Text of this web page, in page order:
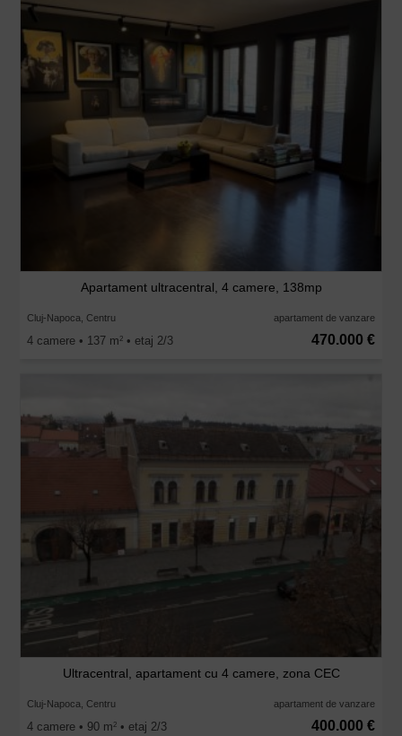
Apartament ultracentral, 4 camere, 138mp
Cluj-Napoca, Centru apartament de vanzare
4 camere • 137 m2 • etaj 2/3 470.000 €
Ultracentral, apartament cu 4 camere, zona CEC
Cluj-Napoca, Centru apartament de vanzare
4 camere • 90 m2 • etaj 2/3 400.000 €